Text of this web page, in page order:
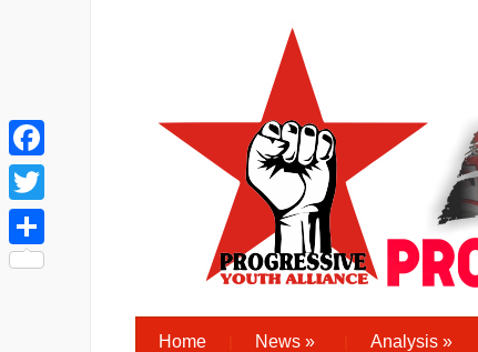
Home News » Analysis »
Facebook
Twitter
Share